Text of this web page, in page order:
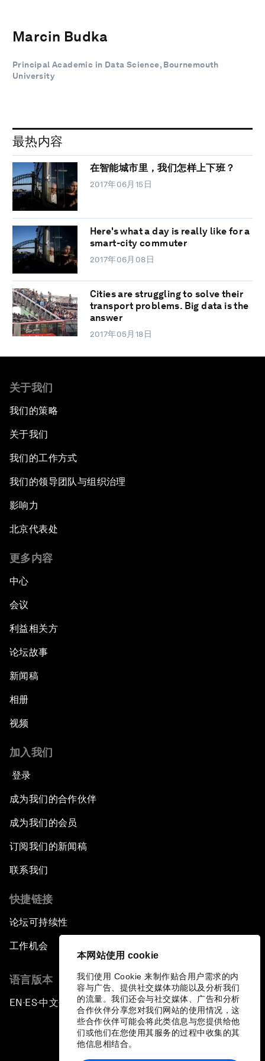
本网站使用 cookie
我们使用 Cookie 来制作贴合用户需求的内
容与广告、提供社交媒体功能以及分析我们
的流量。我们还会与社交媒体、广告和分析
合作伙伴分享您对我们网站的使用情况，这
些合作伙伴可能会将此类信息与您提供给他
们或他们在您使用其服务的过程中收集的其
他信息相结合。
Marcin Budka
Principal Academic in Data Science, Bournemouth
University
最热内容
在智能城市里，我们怎样上下班？
2017年06月15日
Here's what a day is really like for a
smart-city commuter
2017年06月08日
Cities are struggling to solve their
transport problems. Big data is the
answer
2017年05月18日
关于我们
我们的策略
关于我们
我们的工作方式
我们的领导团队与组织治理
影响力
北京代表处
更多内容
中心
会议
利益相关方
论坛故事
新闻稿
相册
视频
加入我们
登录
成为我们的合作伙伴
成为我们的会员
订阅我们的新闻稿
联系我们
快捷链接
论坛可持续性
工作机会
语言版本
EN ▪ES▪中文▪ 日本語